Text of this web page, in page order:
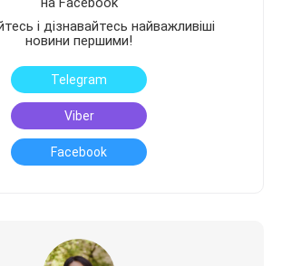
і дізнавайтесь найважливіші
новини першими!
Telegram
Viber
Facebook